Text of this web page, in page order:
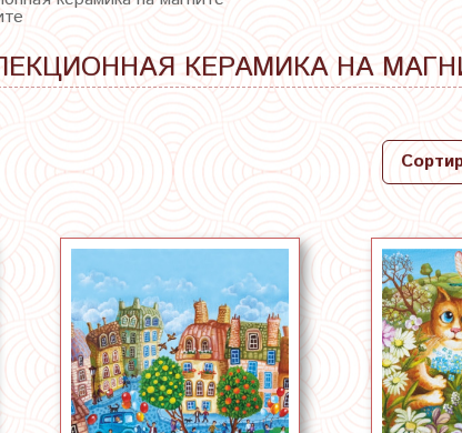
КЕРАМИКА НА